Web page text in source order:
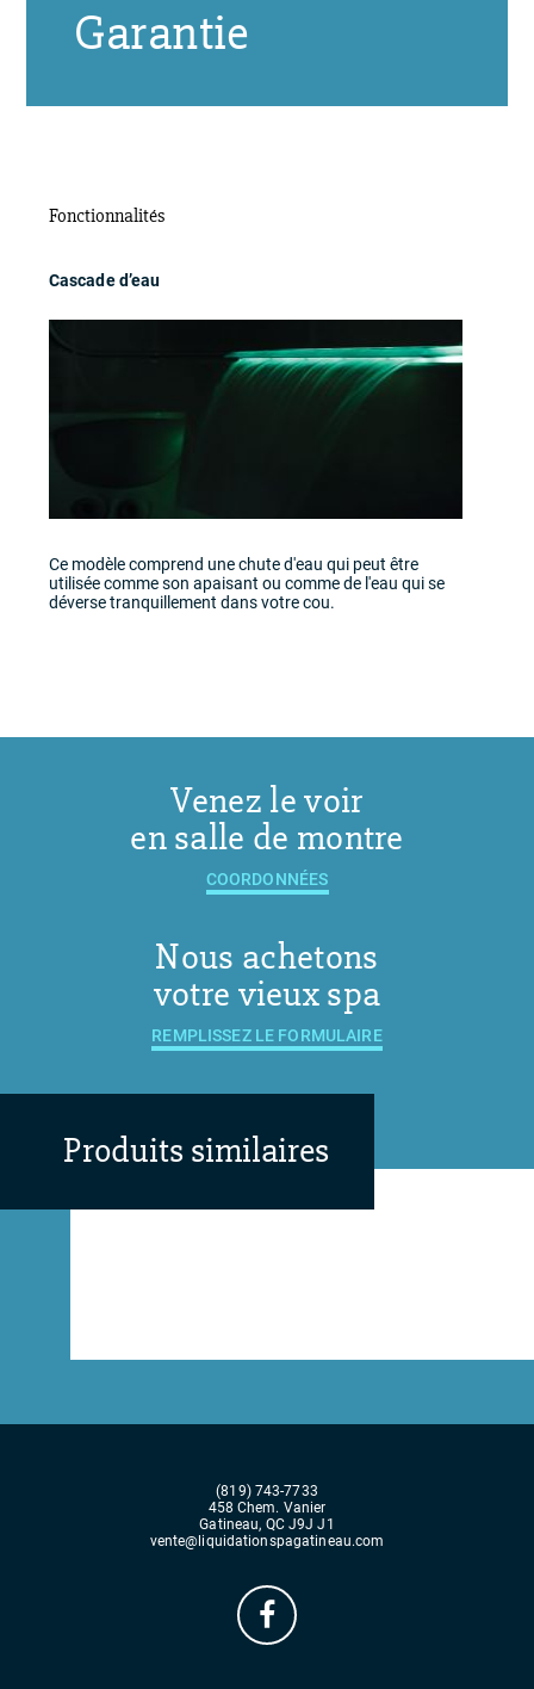
Garantie
Fonctionnalités
Cascade d’eau
Ce modèle comprend une chute d'eau qui peut être
utilisée comme son apaisant ou comme de l'eau qui se
déverse tranquillement dans votre cou.
Venez le voir
en salle de montre
COORDONNÉES
Nous achetons
votre vieux spa
REMPLISSEZ LE FORMULAIRE
Produits similaires
(819) 743-7733
458 Chem. Vanier
Gatineau, QC J9J J1
vente@liquidationspagatineau.com